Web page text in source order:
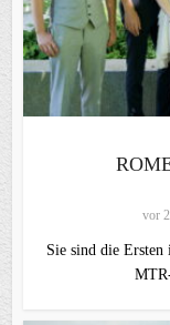
vor
Sie sind die